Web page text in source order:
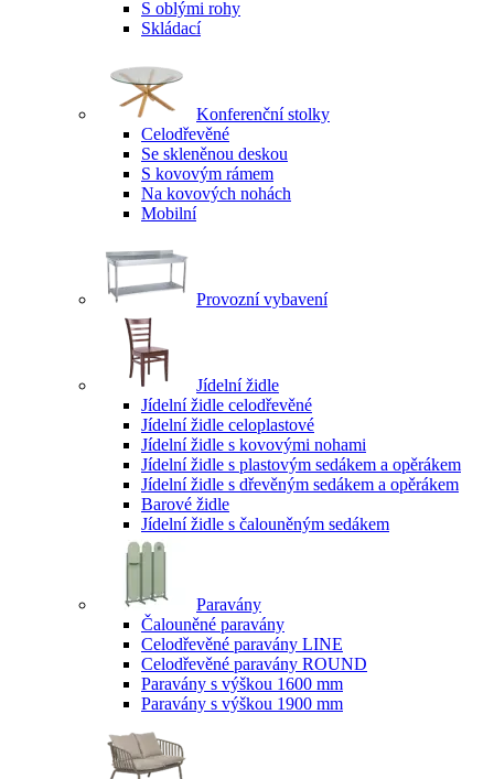
S oblými rohy
Skládací
Konferenční stolky
Celodřevěné
Se skleněnou deskou
S kovovým rámem
Na kovových nohách
Mobilní
Provozní vybavení
Jídelní židle
Jídelní židle celodřevěné
Jídelní židle celoplastové
Jídelní židle s kovovými nohami
Jídelní židle s plastovým sedákem a opěrákem
Jídelní židle s dřevěným sedákem a opěrákem
Barové židle
Jídelní židle s čalouněným sedákem
Paravány
Čalouněné paravány
Celodřevěné paravány LINE
Celodřevěné paravány ROUND
Paravány s výškou 1600 mm
Paravány s výškou 1900 mm